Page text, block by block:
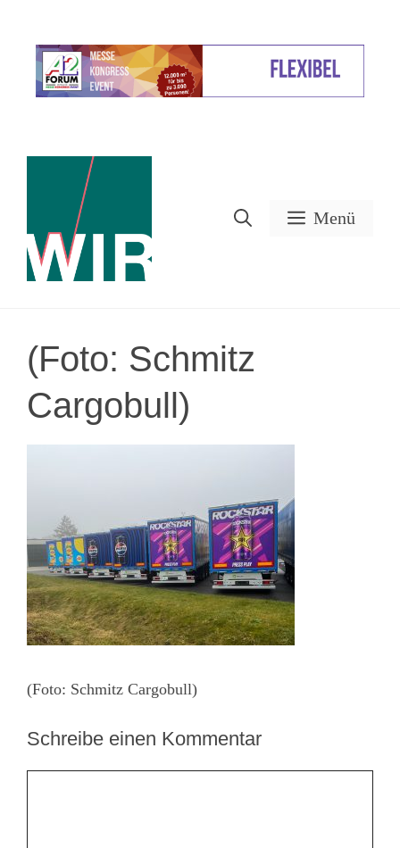
springen
Menü
(Foto: Schmitz
Cargobull)
(Foto: Schmitz Cargobull)
Schreibe einen Kommentar